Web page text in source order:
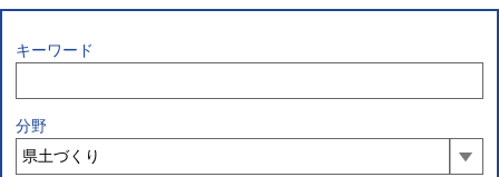
キーワード
分野